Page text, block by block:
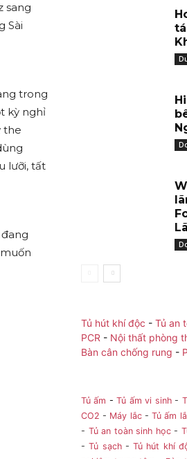
sang
Sài
trong
kỳ nghỉ
the
lưỡi, tất
Tủ hút khí độc - Tủ an
PCR - Nội thất phòng
Bàn cân chống rung -
Tủ ấm -Tủ ấm vi sinh-
CO2 - Máy lắc-Tủ ấm
- Tủ an toàn sinh học-
-Tủ sạch- Tủ hút khí